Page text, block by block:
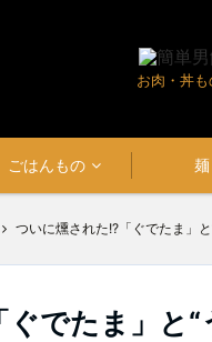
お肉・丼
ごはんもの 麺
ついに燻された!?「ぐでたま」
でたま」と